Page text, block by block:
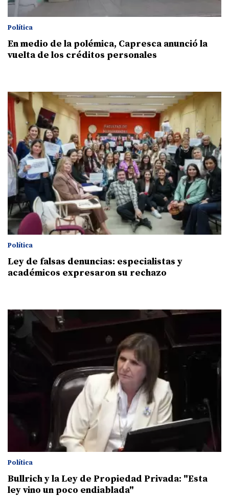
Política
En medio de la polémica, Capresca anunció la
vuelta de los créditos personales
Política
Ley de falsas denuncias: especialistas y
académicos expresaron su rechazo
Política
Bullrich y la Ley de Propiedad Privada: "Esta
ley vino un poco endiablada"